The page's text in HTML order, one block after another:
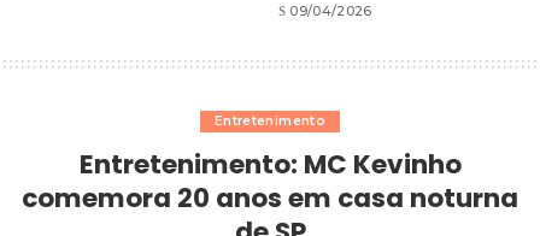
09/04/2026
Entretenimento
Entretenimento: MC Kevinho
comemora 20 anos em casa noturna